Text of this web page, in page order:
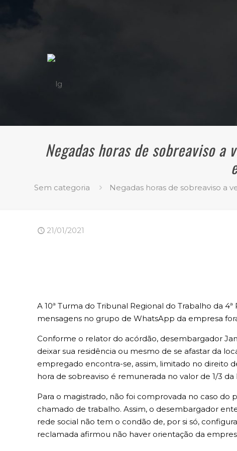
Negadas horas de sobreaviso a
Sem categoria Negadas horas de sobreaviso a
21/01/2021
A 10ª Turma do Tribunal Regional do Trabalho da
mensagens no grupo de WhatsApp da empresa
Conforme o relator do acórdão, desembargador
deixar sua residência ou mesmo de se afastar da
empregado encontra-se, assim, limitado no direito
hora de sobreaviso é remunerada no valor de 1/3 da
Para o magistrado, não foi comprovada no caso
chamado de trabalho. Assim, o desembargador
rede social não tem o condão de, por si só,
reclamada afirmou não haver orientação da